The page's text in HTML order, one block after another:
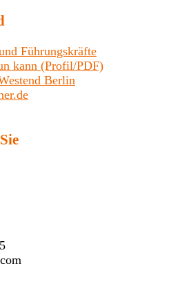
Führungskräfte
kann (Profil/PDF)
Berlin